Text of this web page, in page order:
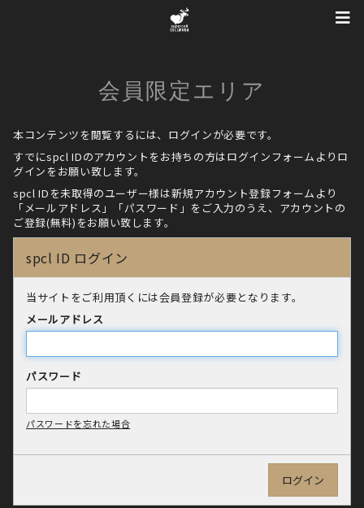
会員限定エリア
本コンテンツを閲覧するには、ログインが必要です。
すでにspcl IDのアカウントをお持ちの方はログインフォームよりロ
グインをお願い致します。
spcl IDを未取得のユーザー様は新規アカウント登録フォームより
「メールアドレス」「パスワード」をご入力のうえ、アカウントの
ご登録(無料)をお願い致します。
spcl ID ログイン
当サイトをご利用頂くには会員登録が必要となります。
メールアドレス
パスワード
パスワードを忘れた場合